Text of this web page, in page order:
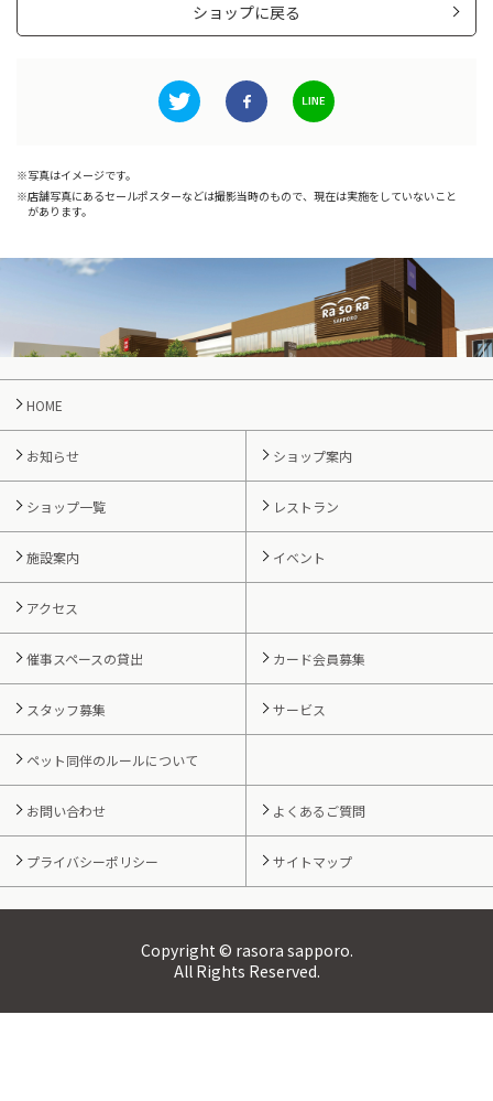
ショップに戻る
写真はイメージです。
店舗写真にあるセールポスターなどは撮影当時のもので、現在は実施をしていないこと
があります。
HOME
お知らせ ショップ案内
ショップ一覧 レストラン
施設案内 イベント
アクセス
催事スペースの貸出 カード会員募集
スタッフ募集 サービス
ペット同伴のルールについて
お問い合わせ よくあるご質問
プライバシーポリシー サイトマップ
Copyright © rasora sapporo.
All Rights Reserved.